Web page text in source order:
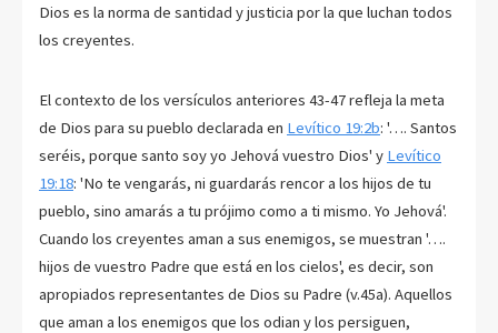
Dios es la norma de santidad y justicia por la que luchan todos
los creyentes.
El contexto de los versículos anteriores 43-47 refleja la meta
de Dios para su pueblo declarada en Levítico 19:2b: '…. Santos
seréis, porque santo soy yo Jehová vuestro Dios' y Levítico
19:18: 'No te vengarás, ni guardarás rencor a los hijos de tu
pueblo, sino amarás a tu prójimo como a ti mismo. Yo Jehová'.
Cuando los creyentes aman a sus enemigos, se muestran '….
hijos de vuestro Padre que está en los cielos', es decir, son
apropiados representantes de Dios su Padre (v.45a). Aquellos
que aman a los enemigos que los odian y los persiguen,